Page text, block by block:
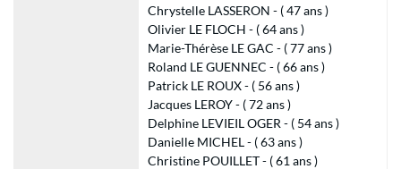
Chrystelle LASSERON - ( 47 ans )
Olivier LE FLOCH - ( 64 ans )
Marie-Thérèse LE GAC - ( 77 ans )
Roland LE GUENNEC - ( 66 ans )
Patrick LE ROUX - ( 56 ans )
Jacques LEROY - ( 72 ans )
Delphine LEVIEIL OGER - ( 54 ans )
Danielle MICHEL - ( 63 ans )
Christine POUILLET - ( 61 ans )